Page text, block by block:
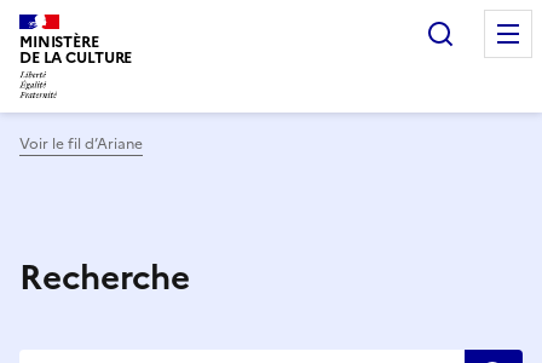
MINISTÈRE
DE LA CULTURE
Voir le fil d’Ariane
Recherche